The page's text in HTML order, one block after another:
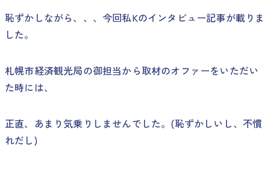
恥ずかしながら、、、今回私Kのインタビュー記事が載りま
した。
札幌市経済観光局の御担当から取材のオファーをいただい
た時には、
正直、あまり気乗りしませんでした。(恥ずかしいし、不慣
れだし)